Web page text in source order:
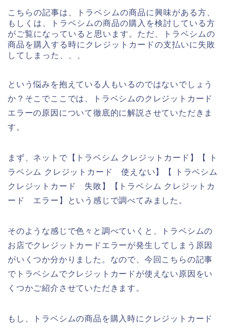
こちらの記事は、トラベシムの商品に興味がある方、
もしくは、トラベシムの商品の購入を検討している方
がご覧になっていると思います。ただ、トラベシムの
商品を購入する時にクレジットカードの支払いに失敗
してしまった、、、
という悩みを抱えている人もいるのではないでしょう
か？そこでここでは、トラベシムのクレジットカード
エラーの原因について徹底的に解説させていただきま
す。
まず、ネットで【トラベシム クレジットカード】【 ト
ラベシム クレジットカード 使えない】【 トラベシム
クレジットカード 失敗】【トラベシム クレジットカ
ード エラー】という感じで調べてみました。
そのような感じで色々と調べていくと、トラベシムの
お店でクレジットカードエラーが発生してしまう原因
がいくつか分かりました。なので、今回こちらの記事
でトラベシムでクレジットカードが使えない原因をい
くつかご紹介させていただきます。
もし、トラベシムの商品を購入時にクレジットカード